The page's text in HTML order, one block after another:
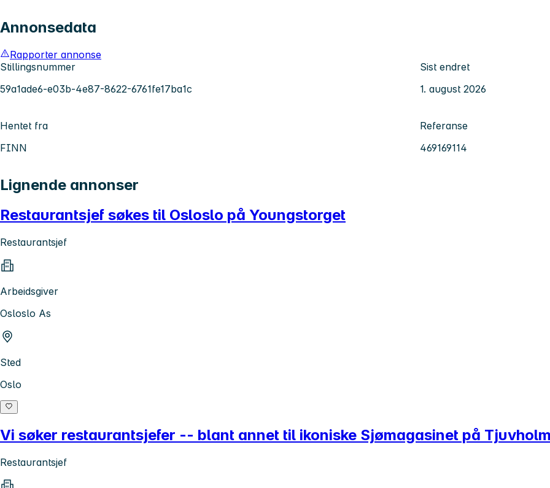
Annonsedata
Rapporter annonse
Stillingsnummer
59a1ade6-e03b-4e87-8622-6761fe17ba1c
Sist endret
1. august 2026
Hentet fra
FINN
Referanse
469169114
Lignende annonser
Restaurantsjef søkes til Osloslo på Youngstorget
Restaurantsjef
Arbeidsgiver
Osloslo As
Sted
Oslo
Vi søker restaurantsjefer -- blant annet til ikoniske Sjømagasinet på
Restaurantsjef